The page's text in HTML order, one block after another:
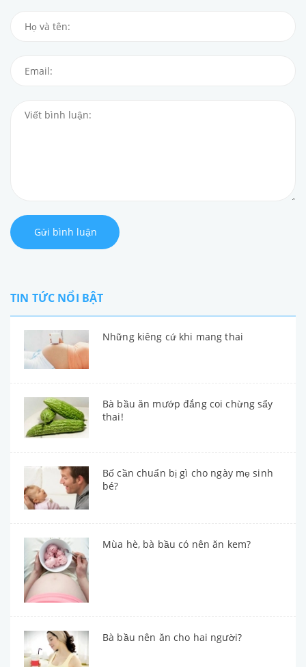
Gửi bình luận
TIN TỨC NỔI BẬT
Những kiêng cứ khi mang thai
Bà bầu ăn mướp đắng coi chừng sẩy
thai!
Bố cần chuẩn bị gì cho ngày mẹ sinh
bé?
Mùa hè, bà bầu có nên ăn kem?
Bà bầu nên ăn cho hai người?